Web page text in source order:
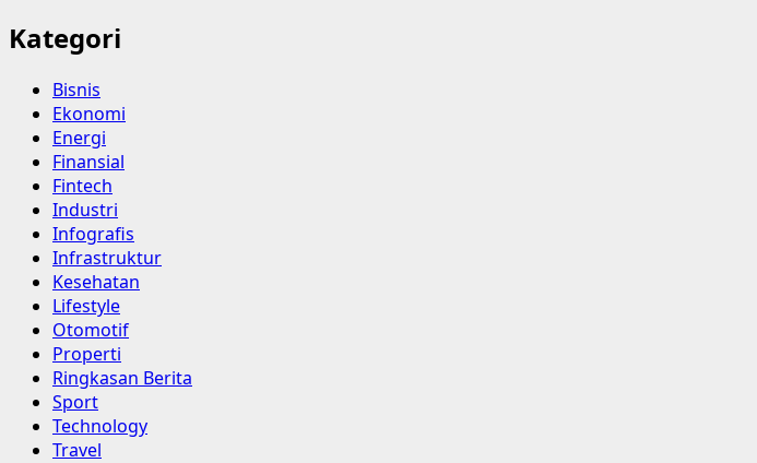
Kategori
Bisnis
Ekonomi
Energi
Finansial
Fintech
Industri
Infografis
Infrastruktur
Kesehatan
Lifestyle
Otomotif
Properti
Ringkasan Berita
Sport
Technology
Travel